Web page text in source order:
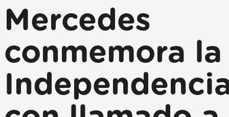
Mercedes
conmemora la